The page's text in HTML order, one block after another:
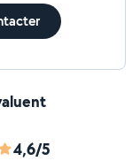
4,6/5